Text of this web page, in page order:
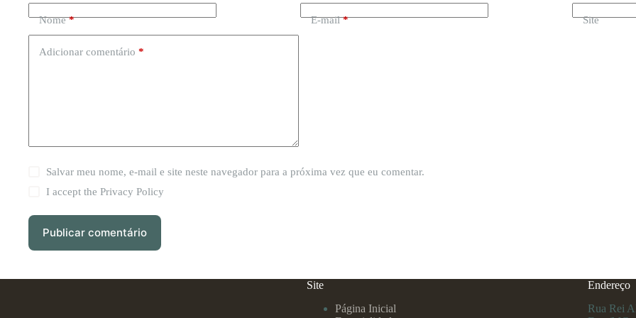
Nome* E-mail* Site
Adicionar comentário *
Salvar meu nome, e-mail e site neste navegador para a próxima vez que eu comentar.
I accept thePrivacy Policy
Publicar comentário
Site
Página Inicial
Endereço
Rua Rei